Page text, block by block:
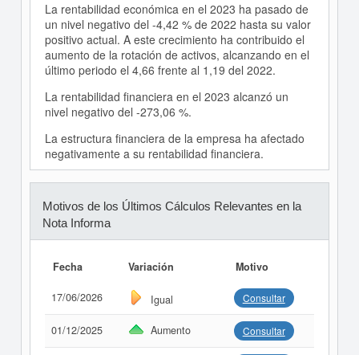
La rentabilidad económica en el 2023 ha pasado de
un nivel negativo del -4,42 % de 2022 hasta su valor
positivo actual. A este crecimiento ha contribuido el
aumento de la rotación de activos, alcanzando en el
último periodo el 4,66 frente al 1,19 del 2022.
La rentabilidad financiera en el 2023 alcanzó un
nivel negativo del -273,06 %.
La estructura financiera de la empresa ha afectado
negativamente a su rentabilidad financiera.
Motivos de los Últimos Cálculos Relevantes en la
Nota Informa
Fecha Variación Motivo
17/06/2026 Igual Consultar
01/12/2025 Aumento Consultar